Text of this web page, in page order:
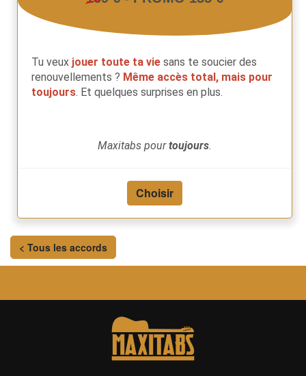
Tu veux jouer toute ta vie sans te soucier des
renouvellements ? Même accès total, mais pour
toujours. Et quelques surprises en plus.
Maxitabs pourtoujours.
Choisir
< Tous les accords